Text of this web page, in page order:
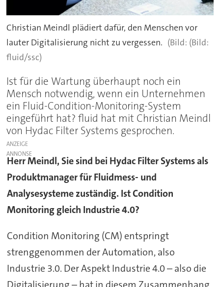
Christian Meindl plädiert dafür, den Menschen vor
lauter Digitalisierung nicht zu vergessen.
(Bild:
fluid/ssc)
Ist für die Wartung überhaupt noch ein
Mensch notwendig, wenn ein Unternehmen
ein Fluid-Condition-Monitoring-System
eingeführt hat? fluid hat mit Christian Meindl
von Hydac Filter Systems gesprochen.
ANZEIGE
Herr Meindl, Sie sind bei Hydac Filter Systems als
Produktmanager für Fluidmess- und
Analysesysteme zuständig. Ist Condition
Monitoring gleich Industrie 4.0?
Condition Monitoring (CM) entspringt
strenggenommen der Automation, also
Industrie 3.0. Der Aspekt Industrie 4.0 – also die